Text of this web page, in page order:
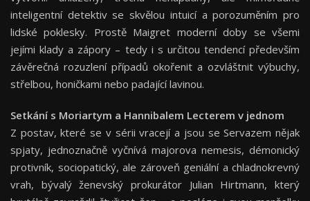
inteligentní detektiv se skvělou intuicí a porozuměním pro
lidské poklesky. Prostě Maigret moderní doby se všemi
jejími klady a zápory – tedy i s určitou tendencí především
závěrečná rozuzlení případů okořenit a ozvláštnit výbuchy,
střelbou, honičkami nebo padající lavinou.
Setkání s Moriartym a Hannibalem Lecterem v jednom
Z postav, které se v sérii vracejí a jsou se Servazem nějak
spjaty, jednoznačně vyčnívá majorova nemesis, démonický
protivník, sociopatický, ale zároveň geniální a chladnokrevný
vrah, bývalý ženevský prokurátor Julian Hirtmann, který